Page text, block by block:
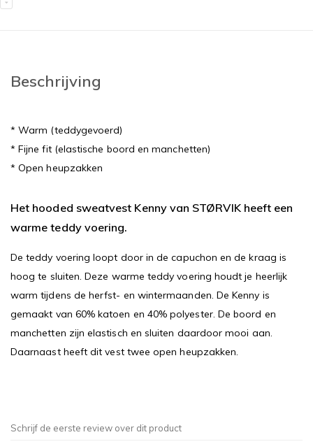
Beschrijving
* Warm (teddygevoerd)
* Fijne fit (elastische boord en manchetten)
* Open heupzakken
Het hooded sweatvest Kenny van STØRVIK heeft een
warme teddy voering.
De teddy voering loopt door in de capuchon en de kraag is
hoog te sluiten. Deze warme teddy voering houdt je heerlijk
warm tijdens de herfst- en wintermaanden. De Kenny is
gemaakt van 60% katoen en 40% polyester. De boord en
manchetten zijn elastisch en sluiten daardoor mooi aan.
Daarnaast heeft dit vest twee open heupzakken.
Schrijf de eerste review over dit product